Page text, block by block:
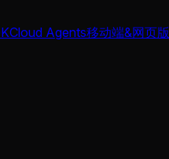
Cloud Agents移动端&网页版